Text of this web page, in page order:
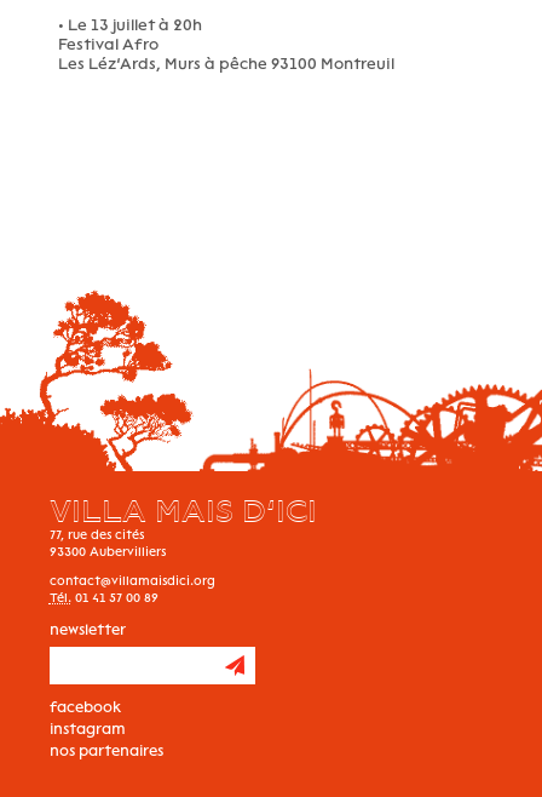
• Le 13 juillet à 20h
Festival Afro
Les Léz’Ards, Murs à pêche 93100 Montreuil
newsletter
facebook
instagram
nos partenaires
VILLA MAIS D’ICI
77, rue des cités
93300 Aubervilliers
contact@villamaisdici.org
Tél. 01 41 57 00 89